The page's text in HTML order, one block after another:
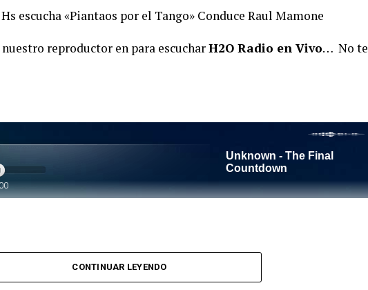
escucha «Piantaos por el Tango» Conduce Raul Mamone
reproductor en para escucharH2O Radio en Vivo… No te
. Piantaos por el Tango es un programa radiofónico semanal
Mamone con el objetivo de difundir el Tango desde Barcelona.
CONTINUAR LEYENDO